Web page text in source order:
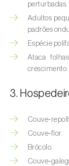
Afídeo-
Afídeo-
(
Afídeo-
helichrysi)
Afídeo-
(
Afídeo-
perturbadas.
Adultos
padrões
Espécie
Ataca
crescimento.
3.
Couve‑flor.
Brócolo.